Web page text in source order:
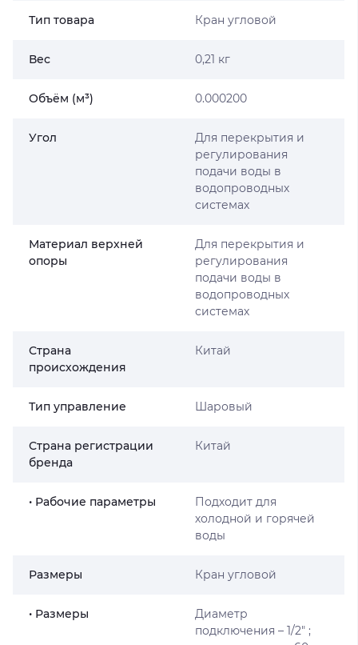
Тип товара Кран угловой
Вес 0,21 кг
Объём (м³) 0.000200
Угол
Для перекрытия и
регулирования
подачи воды в
водопроводных
системах
Материал верхней
опоры
Для перекрытия и
регулирования
подачи воды в
водопроводных
системах
Страна
происхождения
Китай
Тип управление Шаровый
Страна регистрации
бренда
Китай
• Рабочие параметры
Подходит для
холодной и горячей
воды
Размеры Кран угловой
• Размеры
Диаметр
подключения – 1/2″ ;